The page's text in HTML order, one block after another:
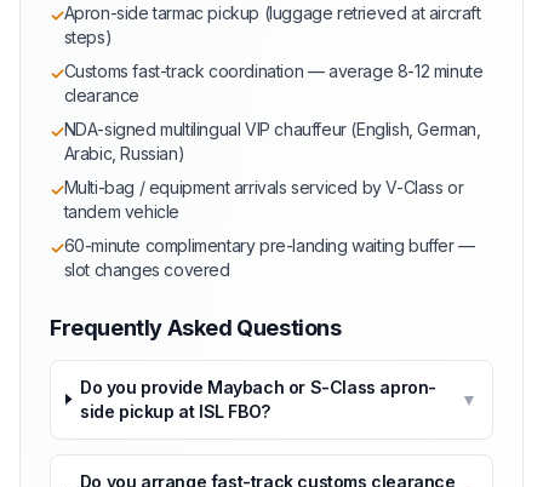
✓Apron-side tarmac pickup (luggage retrieved at aircraft
steps)
✓Customs fast-track coordination — average 8-12 minute
clearance
✓NDA-signed multilingual VIP chauffeur (English, German,
Arabic, Russian)
✓Multi-bag / equipment arrivals serviced by V-Class or
tandem vehicle
✓60-minute complimentary pre-landing waiting buffer —
slot changes covered
Frequently Asked Questions
Do you provide Maybach or S-Class apron-
side pickup at ISL FBO?
▼
Do you arrange fast-track customs clearance